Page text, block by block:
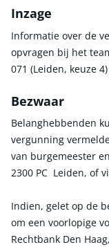
Inzage
Informatie over de
opvragen bij het
071 (Leiden, keuze
Bezwaar
Belanghebbenden
vergunning
van burgemeester
2300 PC Leiden, of
Indien, gelet op de
om een voorlopige
Rechtbank Den